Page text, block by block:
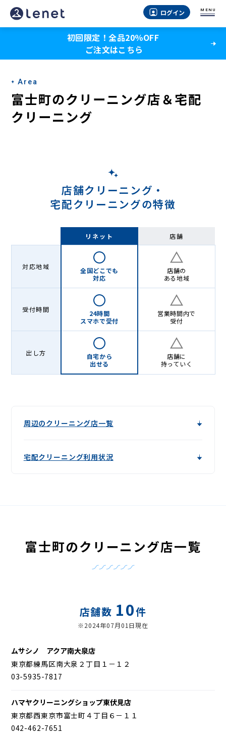
富
士
の
宅
配
ク
Lenet〈リ
ログイン MENU
初回限定！全品20％OFF
ご注文はこちら
Area
富士町のクリーニング店＆宅配
クリーニング
店舗クリーニング・
宅配クリーニングの特徴
リネット 店舗
対応地域
全国どこでも
対応
店舗の
ある地域
受付時間
24時間
スマホで受付
営業時間内で
受付
出し方
自宅から
出せる
店舗に
持っていく
周辺のクリーニング店一覧
宅配クリーニング利用状況
富士町のクリーニング店一覧
店舗数 10件
※2024年07月01日現在
ムサシノ アクア南大泉店
東京都練馬区南大泉２丁目１－１２
03-5935-7817
ハマヤクリーニングショップ東伏見店
東京都西東京市富士町４丁目６－１１
042-462-7651